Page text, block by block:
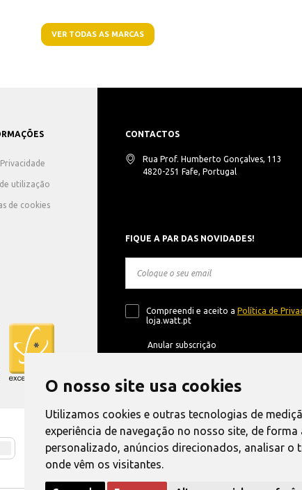
O nosso site usa cookies
Utilizamos cookies e outras tecnologias de
experiência de navegação no nosso site, de
personalizado, anúncios direcionados, analisar o
onde vêm os visitantes.
VER TODAS AS MARCAS
utilização
de cookies
CONTACTOS
Rua Prof. Humberto Gonçalves, 113
4820-251 Fafe, Portugal
FIQUE A PAR DAS NOVIDADES!
Compreendi e aceito a Política de
loja.watt.pt
Anular subscrição
Método de Envio